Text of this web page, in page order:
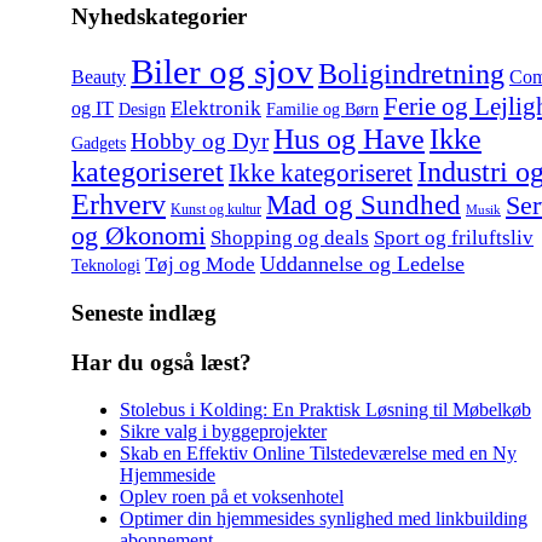
Nyhedskategorier
Beauty Biler og sjovBoligindretning
og IT Design Elektronik Familie og Børn Ferie og
Gadgets Hobby og DyrHus og Have Ikke
kategoriseretIkke kategoriseret Industri
Erhverv Kunst og kultur Mad og Sundhed Musik
og Økonomi Shopping og deals Sport og friluftsliv
Teknologi Tøj og Mode Uddannelse og Ledelse
Seneste indlæg
Har du også læst?
Stolebus i Kolding: En Praktisk Løsning til Møbelkøb
Sikre valg i byggeprojekter
Skab en Effektiv Online Tilstedeværelse med en Ny
Hjemmeside
Oplev roen på et voksenhotel
Optimer din hjemmesides synlighed med linkbuilding